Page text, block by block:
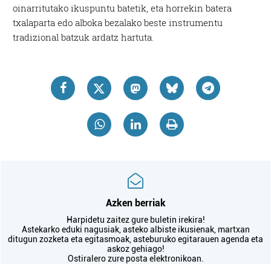
oinarritutako ikuspuntu batetik, eta horrekin batera
txalaparta edo alboka bezalako beste instrumentu
tradizional batzuk ardatz hartuta.
Azken berriak
Harpidetu zaitez gure buletin irekira!
Astekarko eduki nagusiak, asteko albiste ikusienak, martxan
ditugun zozketa eta egitasmoak, asteburuko egitarauen agenda eta
askoz gehiago!
Ostiralero zure posta elektronikoan.